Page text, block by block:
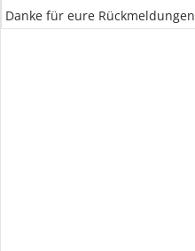
Danke für eure Rückmeldungen